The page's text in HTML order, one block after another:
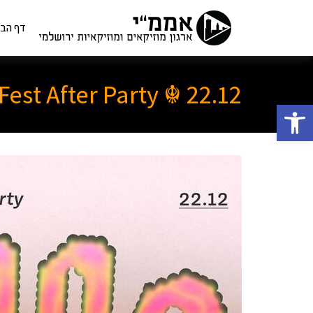
פתח סרגל נגישות
קהילת
דף
After Party ☬ 22.12